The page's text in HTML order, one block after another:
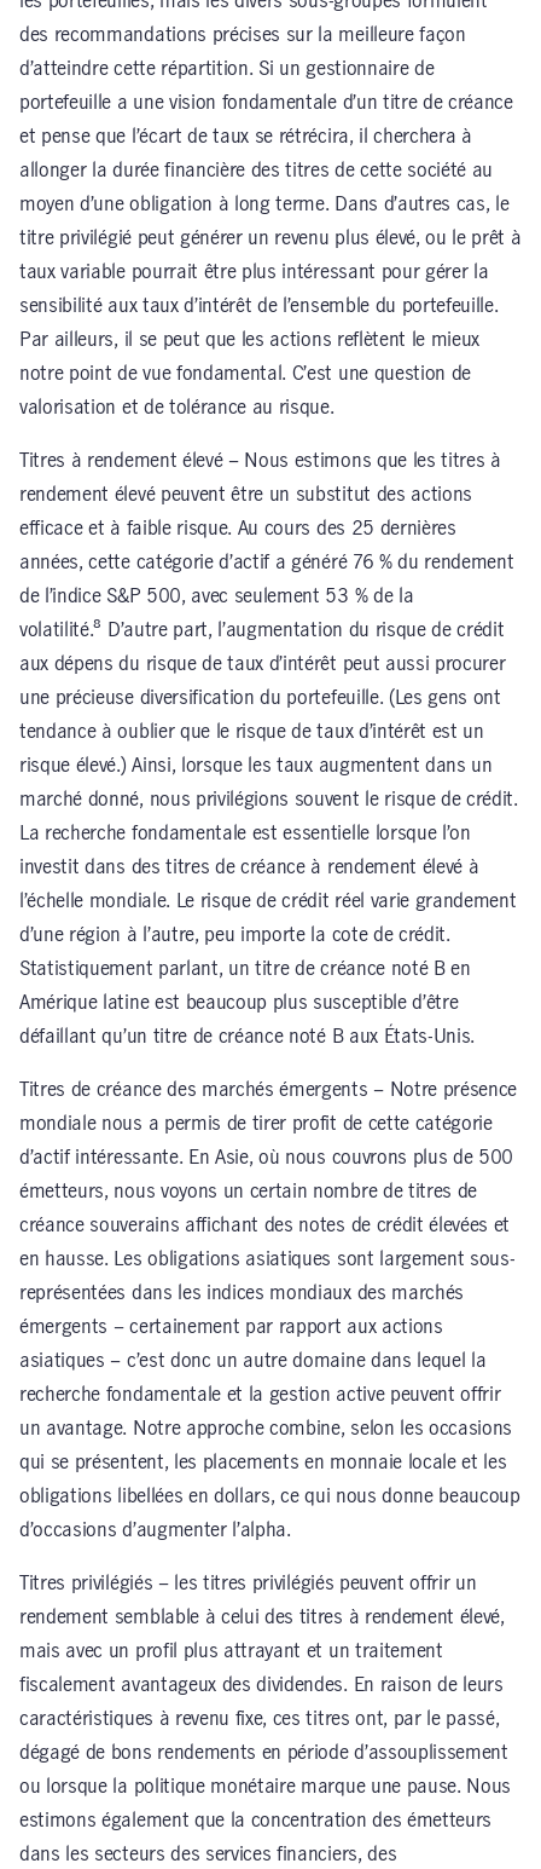
des recommandations précises sur la meilleure façon
d’atteindre cette répartition. Si un gestionnaire de
portefeuille a une vision fondamentale d’un titre de créance
et pense que l’écart de taux se rétrécira, il cherchera à
allonger la durée financière des titres de cette société au
moyen d’une obligation à long terme. Dans d’autres cas, le
titre privilégié peut générer un revenu plus élevé, ou le prêt à
taux variable pourrait être plus intéressant pour gérer la
sensibilité aux taux d’intérêt de l’ensemble du portefeuille.
Par ailleurs, il se peut que les actions reflètent le mieux
notre point de vue fondamental. C’est une question de
valorisation et de tolérance au risque.
Titres à rendement élevé – Nous estimons que les titres à
rendement élevé peuvent être un substitut des actions
efficace et à faible risque. Au cours des 25 dernières
années, cette catégorie d’actif a généré 76 % du rendement
de l’indice S&P 500, avec seulement 53 % de la
volatilité.⁸ D’autre part, l’augmentation du risque de crédit
aux dépens du risque de taux d’intérêt peut aussi procurer
une précieuse diversification du portefeuille. (Les gens ont
tendance à oublier que le risque de taux d’intérêt est un
risque élevé.) Ainsi, lorsque les taux augmentent dans un
marché donné, nous privilégions souvent le risque de crédit.
La recherche fondamentale est essentielle lorsque l’on
investit dans des titres de créance à rendement élevé à
l’échelle mondiale. Le risque de crédit réel varie grandement
d’une région à l’autre, peu importe la cote de crédit.
Statistiquement parlant, un titre de créance noté B en
Amérique latine est beaucoup plus susceptible d’être
défaillant qu’un titre de créance noté B aux États-Unis.
Titres de créance des marchés émergents – Notre présence
mondiale nous a permis de tirer profit de cette catégorie
d’actif intéressante. En Asie, où nous couvrons plus de 500
émetteurs, nous voyons un certain nombre de titres de
créance souverains affichant des notes de crédit élevées et
en hausse. Les obligations asiatiques sont largement sous-
représentées dans les indices mondiaux des marchés
émergents – certainement par rapport aux actions
asiatiques – c’est donc un autre domaine dans lequel la
recherche fondamentale et la gestion active peuvent offrir
un avantage. Notre approche combine, selon les occasions
qui se présentent, les placements en monnaie locale et les
obligations libellées en dollars, ce qui nous donne beaucoup
d’occasions d’augmenter l’alpha.
Titres privilégiés – les titres privilégiés peuvent offrir un
rendement semblable à celui des titres à rendement élevé,
mais avec un profil plus attrayant et un traitement
fiscalement avantageux des dividendes. En raison de leurs
caractéristiques à revenu fixe, ces titres ont, par le passé,
dégagé de bons rendements en période d’assouplissement
ou lorsque la politique monétaire marque une pause. Nous
estimons également que la concentration des émetteurs
dans les secteurs des services financiers, des